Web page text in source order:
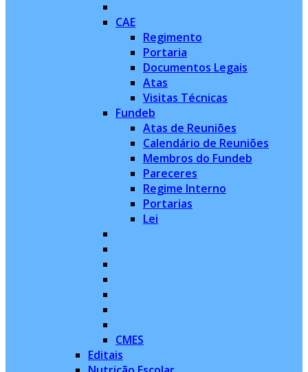
CAE
Regimento
Portaria
Documentos Legais
Atas
Visitas Técnicas
Fundeb
Atas de Reuniões
Calendário de Reuniões
Membros do Fundeb
Pareceres
Regime Interno
Portarias
Lei
CMES
Editais